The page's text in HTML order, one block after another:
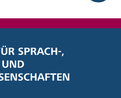
nach